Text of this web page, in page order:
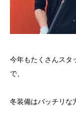
今年もたくさんスタ
で、
冬装備はバッチリな